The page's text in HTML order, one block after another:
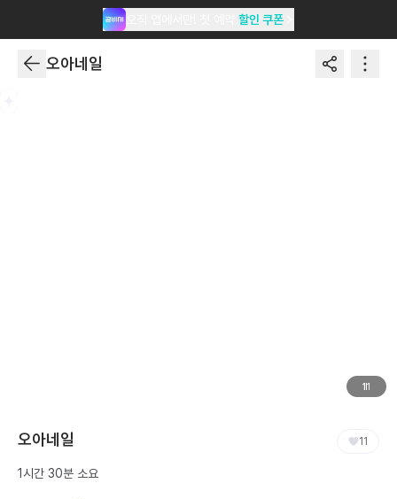
할인 쿠폰
오아네일
11
오아네일 11
1시간 30분 소요